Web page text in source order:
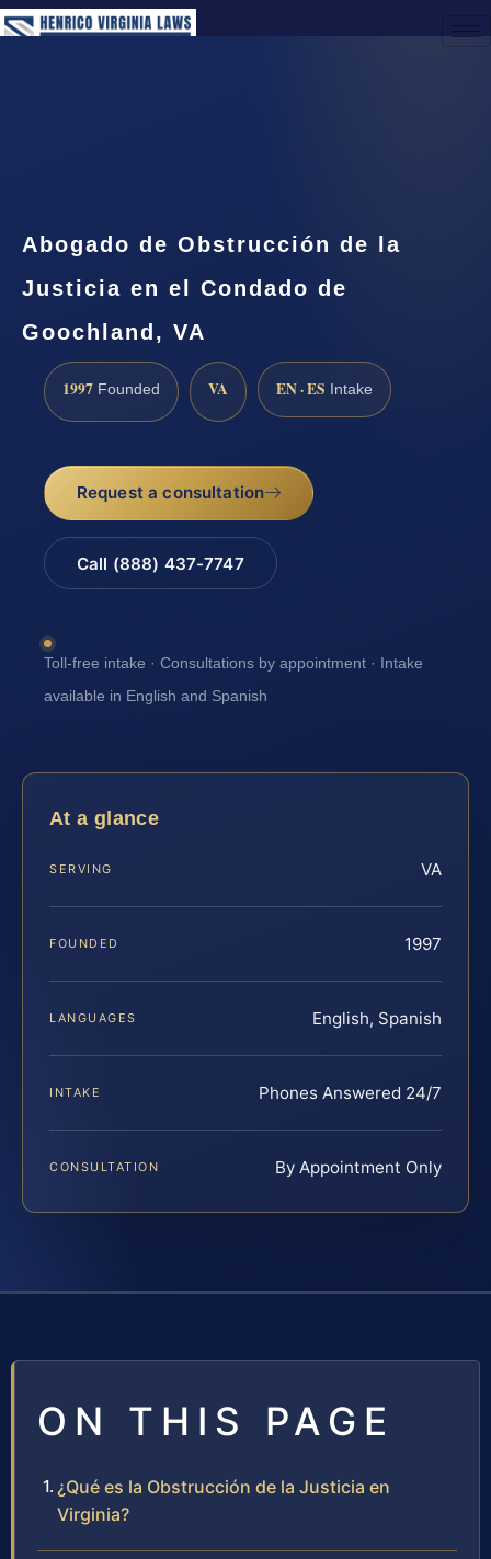
Abogado de Obstrucción de la
Justicia en el Condado de
Goochland, VA
1997 Founded VA EN · ES Intake
Request a consultation
Call (888) 437-7747
Toll-free intake · Consultations by appointment · Intake
available in English and Spanish
At a glance
SERVING VA
FOUNDED 1997
LANGUAGES English, Spanish
INTAKE Phones Answered 24/7
CONSULTATION By Appointment Only
ON THIS PAGE
¿Qué es la Obstrucción de la Justicia en
Virginia?